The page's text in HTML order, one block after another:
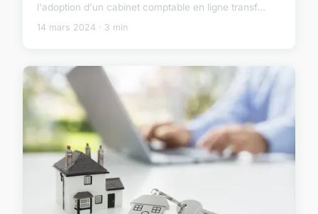
l'adoption d'un cabinet comptable en ligne transf...
14 mars 2024 · 3 min